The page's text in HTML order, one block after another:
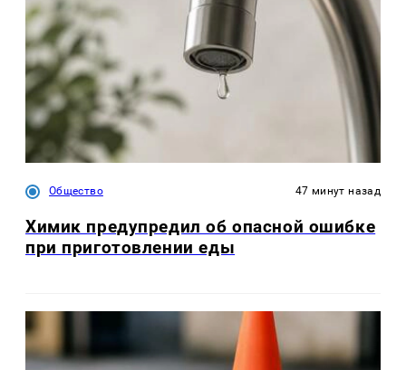
Общество 47 минут назад
Химик предупредил об опасной ошибке
при приготовлении еды